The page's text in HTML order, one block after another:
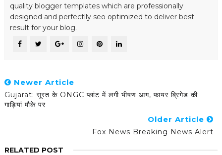
quality blogger templates which are professionally
designed and perfectlly seo optimized to deliver best
result for your blog.
Newer Article
Gujarat: सूरत के ONGC प्लांट में लगी भीषण आग, फायर ब्रिगेड की
गाड़ियां मौके पर
Older Article
Fox News Breaking News Alert
RELATED POST